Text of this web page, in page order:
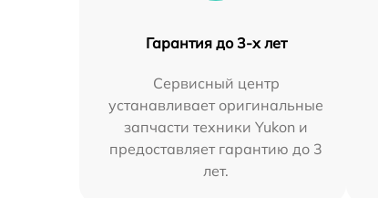
Гарантия до 3-х лет
Сервисный центр
устанавливает оригинальные
запчасти техники Yukon и
предоставляет гарантию до 3
лет.